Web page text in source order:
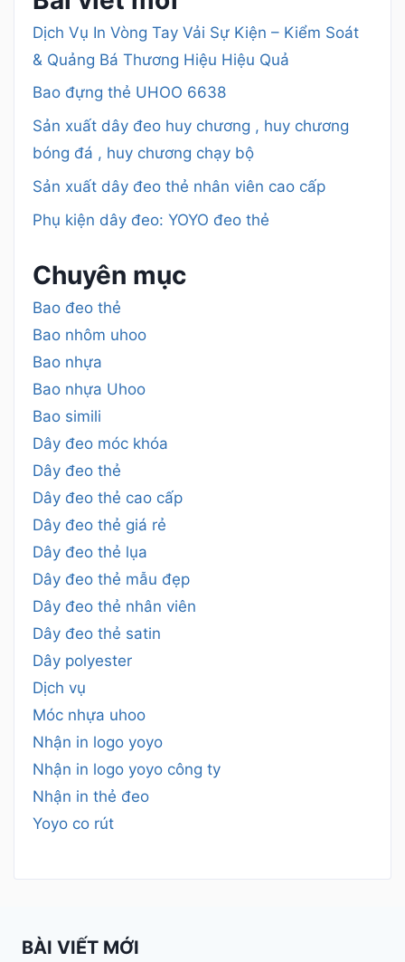
Dịch Vụ In Vòng Tay Vải Sự Kiện – Kiểm Soát
& Quảng Bá Thương Hiệu Hiệu Quả
Bao đựng thẻ UHOO 6638
Sản xuất dây đeo huy chương , huy chương
bóng đá , huy chương chạy bộ
Sản xuất dây đeo thẻ nhân viên cao cấp
Phụ kiện dây đeo: YOYO đeo thẻ
Chuyên mục
Bao đeo thẻ
Bao nhôm uhoo
Bao nhựa
Bao nhựa Uhoo
Bao simili
Dây đeo móc khóa
Dây đeo thẻ
Dây đeo thẻ cao cấp
Dây đeo thẻ giá rẻ
Dây đeo thẻ lụa
Dây đeo thẻ mẫu đẹp
Dây đeo thẻ nhân viên
Dây đeo thẻ satin
Dây polyester
Dịch vụ
Móc nhựa uhoo
Nhận in logo yoyo
Nhận in logo yoyo công ty
Nhận in thẻ đeo
Yoyo co rút
BÀI VIẾT MỚI